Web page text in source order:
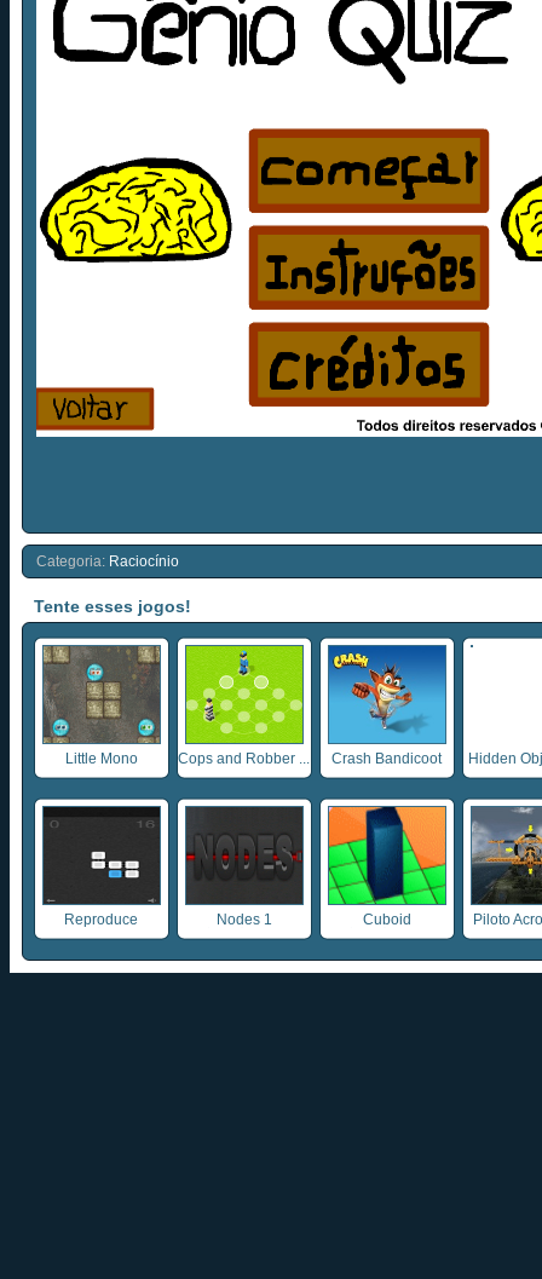
Categoria: Raciocínio
Tente esses jogos!
Little Mono Cops and Robber ... Crash Bandicoot Hidden
Reproduce Nodes 1 Cuboid Piloto